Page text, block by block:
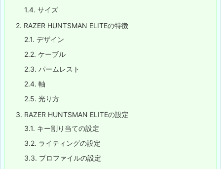
1.4. サイズ
2. RAZER HUNTSMAN ELITEの特徴
2.1. デザイン
2.2. ケーブル
2.3. パームレスト
2.4. 軸
2.5. 光り方
3. RAZER HUNTSMAN ELITEの設定
3.1. キー割り当ての設定
3.2. ライティングの設定
3.3. プロファイルの設定